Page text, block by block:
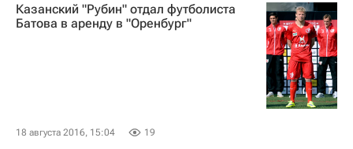
Гаджи Гаджиев
Денис Маслов
РПЛ 2026-2027 (Чемпионат России по футболу)
Георгий Джикия
Казанский "Рубин" отдал футболиста
Батова в аренду в "Оренбург"
18 августа 2016, 15:04 19